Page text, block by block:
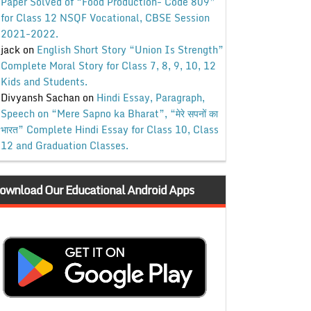
for Class 12 NSQF Vocational, CBSE Session
2021-2022.
jackon English Short Story “Union Is Strength”
Complete Moral Story for Class 7, 8, 9, 10, 12
Kids and Students.
Divyansh Sachanon Hindi Essay, Paragraph,
Speech on “Mere Sapno ka Bharat”, “मेरे सपनों का
भारत” Complete Hindi Essay for Class 10, Class
12 and Graduation Classes.
Our Educational Android Apps